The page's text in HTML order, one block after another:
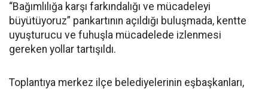
“Bağımlılığa karşı farkındalığı ve mücadeleyi
büyütüyoruz” pankartının açıldığı buluşmada, kentte
uyuşturucu ve fuhuşla mücadelede izlenmesi
gereken yollar tartışıldı.
Toplantıya merkez ilçe belediyelerinin eşbaşkanları,